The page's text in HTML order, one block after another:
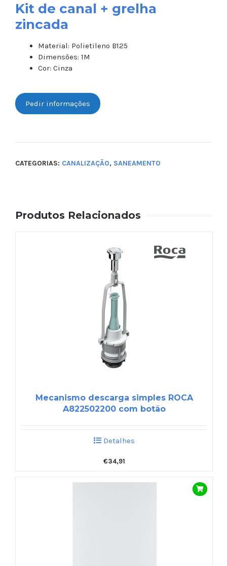
Kit de canal + grelha
zincada
Material: Polietileno B125
Dimensões: 1M
Cor: Cinza
Pedir informações
CATEGORIAS: CANALIZAÇÃO, SANEAMENTO
Produtos Relacionados
Mecanismo descarga simples ROCA
A822502200 com botão
Detalhes
€34,91